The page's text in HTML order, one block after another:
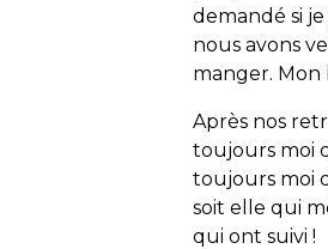
demandé si je
nous avons
manger. Mon
Après nos
toujours moi
toujours moi
soit elle qui
qui ont suivi !